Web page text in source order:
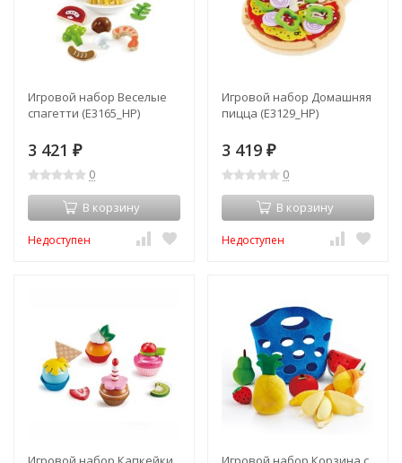
Игровой набор Веселые
спагетти (E3165_HP)
3 421 ₽
0
В корзину
Недоступен
Игровой набор Домашняя
пицца (E3129_HP)
3 419 ₽
0
В корзину
Недоступен